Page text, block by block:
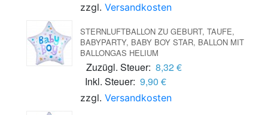
zzgl. Versandkosten
STERNLUFTBALLON ZU GEBURT, TAUFE,
BABYPARTY, BABY BOY STAR, BALLON MIT
BALLONGAS HELIUM
Zuzügl. Steuer: 8,32 €
Inkl. Steuer: 9,90 €
zzgl. Versandkosten